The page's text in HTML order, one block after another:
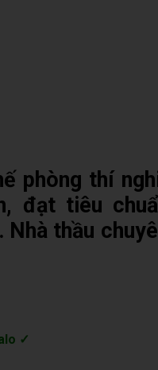
phòng thí
đạt tiêu
thầu
✓